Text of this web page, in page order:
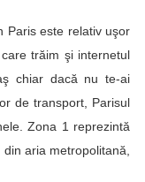
Paris este relativ uşor
trăim şi internetul
chiar dacă nu te-ai
de transport, Parisul
Zona 1 reprezintă
aria metropolitană,